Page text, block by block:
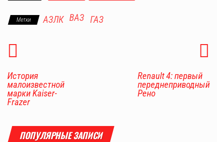
Метки АЗЛК ВАЗ ГАЗ
История
малоизвестной
марки Kaiser-
Frazer
Renault 4: первый
переднеприводный
Рено
ПОПУЛЯРНЫЕ ЗАПИСИ